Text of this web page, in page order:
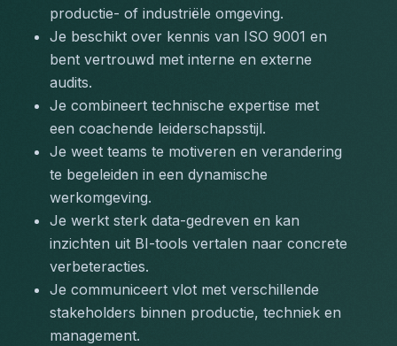
productie- of industriële omgeving.
Je beschikt over kennis van ISO 9001 en
bent vertrouwd met interne en externe
audits.
Je combineert technische expertise met
een coachende leiderschapsstijl.
Je weet teams te motiveren en verandering
te begeleiden in een dynamische
werkomgeving.
Je werkt sterk data-gedreven en kan
inzichten uit BI-tools vertalen naar concrete
verbeteracties.
Je communiceert vlot met verschillende
stakeholders binnen productie, techniek en
management.